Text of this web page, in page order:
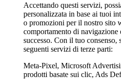
Accettando questi servizi,
personalizzata in base ai tuoi
o promozioni per il nostro sito
comportamento di
successo. Con il tuo
seguenti servizi di terze parti:
Meta-Pixel, Microsoft
prodotti basate sui clic, Ads